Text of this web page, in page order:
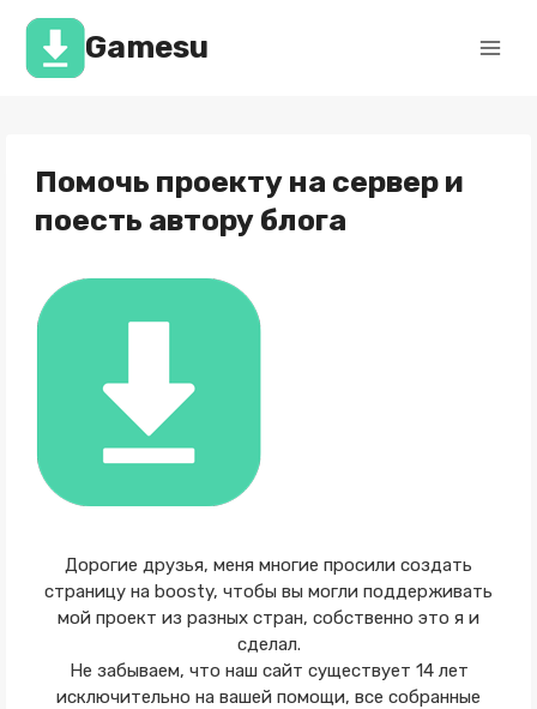
Перейти
содержимомуGamesu
Помочь проекту на сервер и
поесть автору блога
Дорогие друзья, меня многие просили создать
страницу на boosty, чтобы вы могли поддерживать
мой проект из разных стран, собственно это я и
сделал.
Не забываем, что наш сайт существует 14 лет
исключительно на вашей помощи, все собранные